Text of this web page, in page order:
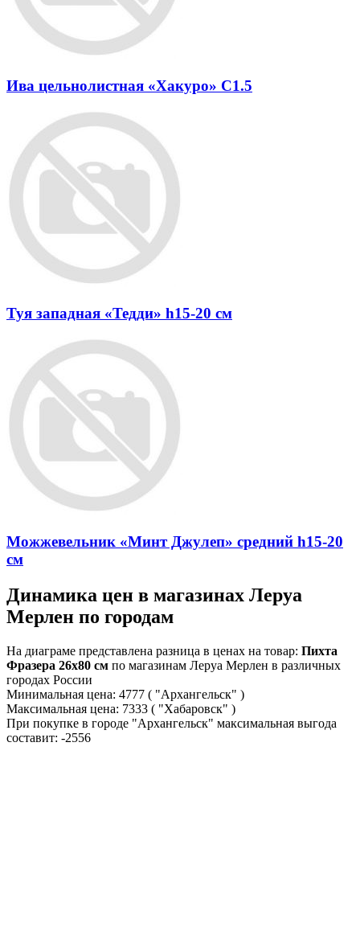
Ива цельнолистная «Хакуро» C1.5
Туя западная «Тедди» h15-20 см
Можжевельник «Минт Джулеп» средний h15-20
см
Динамика цен в магазинах Леруа
Мерлен по городам
На диаграме представлена разница в ценах на товар: Пихта
Фразера 26x80 см по магазинам Леруа Мерлен в различных
городах России
Минимальная цена: 4777 ( "Архангельск" )
Максимальная цена: 7333 ( "Хабаровск" )
При покупке в городе "Архангельск" максимальная выгода
составит: -2556